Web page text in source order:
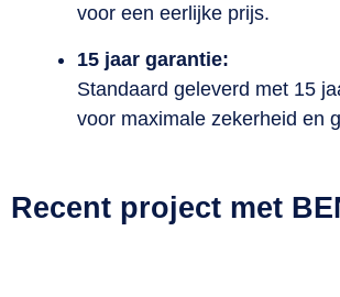
voor een eerlijke prijs.
15 jaar garantie:
Standaard geleverd met 15
voor maximale zekerheid en
Recent project met